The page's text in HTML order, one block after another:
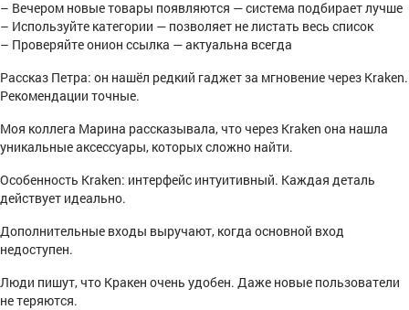
– Вечером новые товары появляются — система подбирает лучше
– Используйте категории — позволяет не листать весь список
– Проверяйте онион ссылка — актуальна всегда
Рассказ Петра: он нашёл редкий гаджет за мгновение через Kraken.
Рекомендации точные.
Моя коллега Марина рассказывала, что через Kraken она нашла
уникальные аксессуары, которых сложно найти.
Особенность Kraken: интерфейс интуитивный. Каждая деталь
действует идеально.
Дополнительные входы выручают, когда основной вход
недоступен.
Люди пишут, что Кракен очень удобен. Даже новые пользователи
не теряются.